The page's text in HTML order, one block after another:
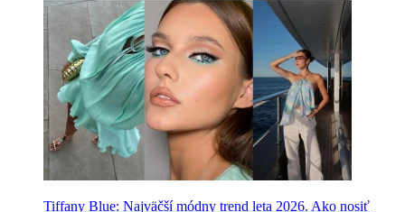
Tiffany Blue: Najväčší módny trend leta 2026. Ako nosiť